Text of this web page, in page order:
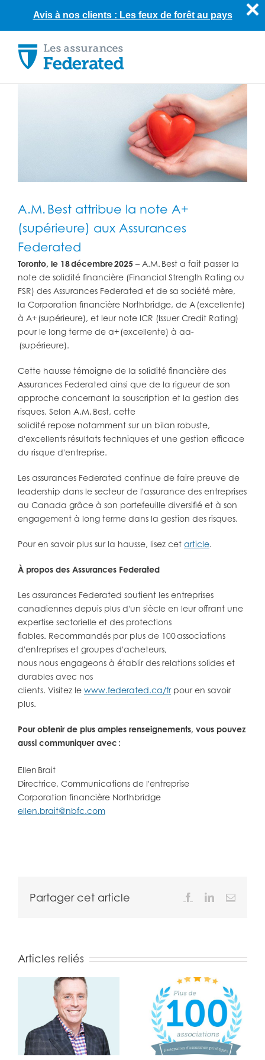
content
A.M. Best attribue la note A+
(supérieure) aux Assurances
Federated
Toronto, le 18 décembre 2025– A.M. Best a fait passer la
note de solidité financière (Financial Strength Rating ou
FSR) des Assurances Federated et de sa société mère,
la Corporation financière Northbridge, de A (excellente)
à A+ (supérieure), et leur note ICR (Issuer Credit Rating)
pour le long terme de a+ (excellente) à aa-
(supérieure).
Cette hausse témoigne de la solidité financière des
Assurances Federated ainsi que de la rigueur de son
approche concernant la souscription et la gestion des
risques. Selon A.M. Best, cette
solidité repose notamment sur un bilan robuste,
d'excellents résultats techniques et une gestion efficace
du risque d'entreprise.
Les assurances Federated continue de faire preuve de
leadership dans le secteur de l'assurance des entreprises
au Canada grâce à son portefeuille diversifié et à son
engagement à long terme dans la gestion des risques.
Pour en savoir plus sur la hausse, lisez cet article.
À propos des Assurances Federated
Les assurances Federated soutient les entreprises
canadiennes depuis plus d'un siècle en leur offrant une
expertise sectorielle et des protections
fiables. Recommandés par plus de 100 associations
d'entreprises et groupes d'acheteurs,
nous nous engageons à établir des relations solides et
durables avec nos
clients. Visitez le www.federated.ca/frpour en savoir
plus.
Pour obtenir de plus amples renseignements, vous pouvez
aussi communiquer avec :
Ellen Brait
Directrice, Communications de l'entreprise
Corporation financière Northbridge
ellen.brait@nbfc.com
Partager cet article FacebookLinkedInEmail
Articles reliés
Avis à nos clients : Les feux de forêt au pays